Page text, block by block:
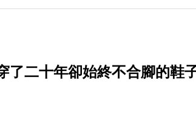
了二十年卻始終不合腳的鞋